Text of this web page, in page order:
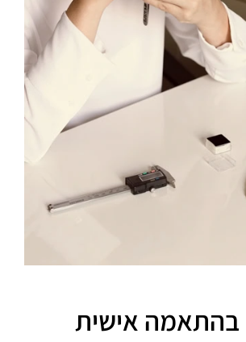
בהתאמה אישית